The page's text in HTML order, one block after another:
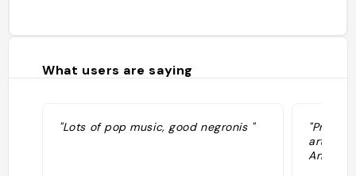
What users are saying
"Lots of pop music, good negronis "
"Prix €
Antares"